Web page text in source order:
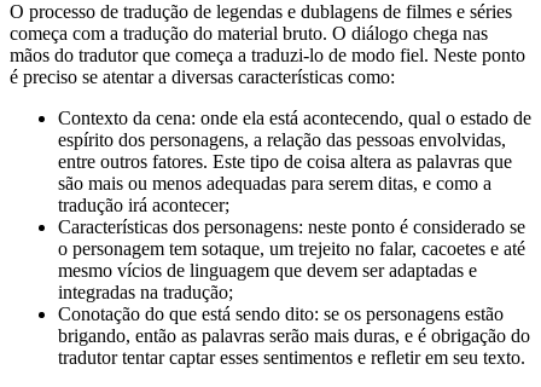
O processo de tradução de legendas e dublagens de filmes e séries
começa com a tradução do material bruto. O diálogo chega nas
mãos do tradutor que começa a traduzi-lo de modo fiel. Neste ponto
é preciso se atentar a diversas características como:
Contexto da cena: onde ela está acontecendo, qual o estado de
espírito dos personagens, a relação das pessoas envolvidas,
entre outros fatores. Este tipo de coisa altera as palavras que
são mais ou menos adequadas para serem ditas, e como a
tradução irá acontecer;
Características dos personagens: neste ponto é considerado se
o personagem tem sotaque, um trejeito no falar, cacoetes e até
mesmo vícios de linguagem que devem ser adaptadas e
integradas na tradução;
Conotação do que está sendo dito: se os personagens estão
brigando, então as palavras serão mais duras, e é obrigação do
tradutor tentar captar esses sentimentos e refletir em seu texto.